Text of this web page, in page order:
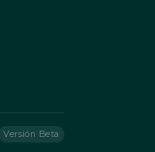
Versión Beta